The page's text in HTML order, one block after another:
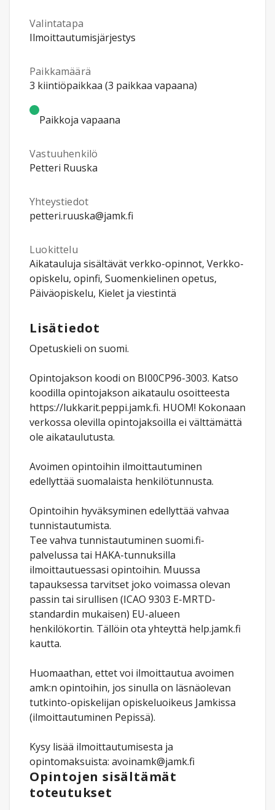
Valintatapa
Ilmoittautumisjärjestys
Paikkamäärä
3 kiintiöpaikkaa (3 paikkaa vapaana)
Paikkoja vapaana
Vastuuhenkilö
Petteri Ruuska
Yhteystiedot
petteri.ruuska@jamk.fi
Luokittelu
Aikatauluja sisältävät verkko-opinnot, Verkko-
opiskelu, opinfi, Suomenkielinen opetus,
Päiväopiskelu, Kielet ja viestintä
Lisätiedot
Opetuskieli on suomi.
Opintojakson koodi on BI00CP96-3003. Katso
koodilla opintojakson aikataulu osoitteesta
https://lukkarit.peppi.jamk.fi. HUOM! Kokonaan
verkossa olevilla opintojaksoilla ei välttämättä
ole aikataulutusta.
Avoimen opintoihin ilmoittautuminen
edellyttää suomalaista henkilötunnusta.
Opintoihin hyväksyminen edellyttää vahvaa
tunnistautumista.
Tee vahva tunnistautuminen suomi.fi-
palvelussa tai HAKA-tunnuksilla
ilmoittautuessasi opintoihin. Muussa
tapauksessa tarvitset joko voimassa olevan
passin tai sirullisen (ICAO 9303 E-MRTD-
standardin mukaisen) EU-alueen
henkilökortin. Tällöin ota yhteyttä help.jamk.fi
kautta.
Huomaathan, ettet voi ilmoittautua avoimen
amk:n opintoihin, jos sinulla on läsnäolevan
tutkinto-opiskelijan opiskeluoikeus Jamkissa
(ilmoittautuminen Pepissä).
Kysy lisää ilmoittautumisesta ja
opintomaksuista: avoinamk@jamk.fi
Opintojen sisältämät
toteutukset